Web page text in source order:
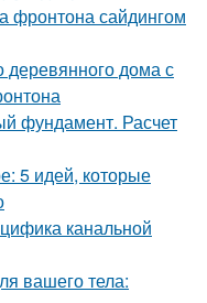
фронтона сайдингом
дома с
фундамент. Расчет
5 идей, которые
канальной
вашего тела: